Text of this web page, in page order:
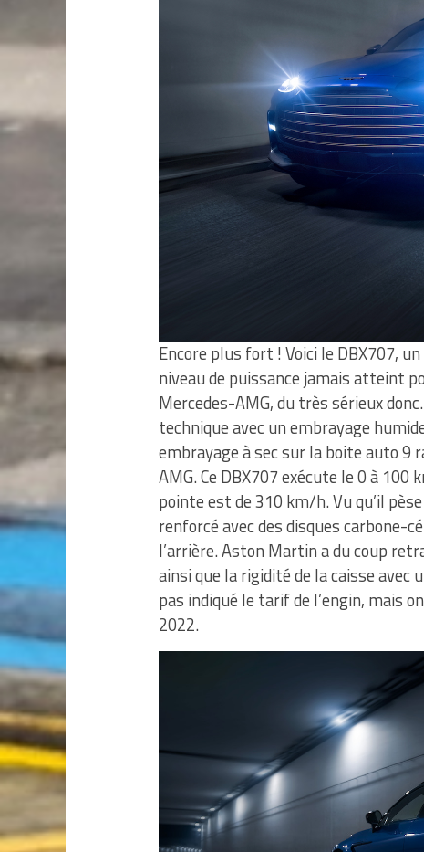
Encore plus fort ! Voici le DBX707,
niveau de puissance jamais atteint
Mercedes-AMG, du très sérieux
technique avec un embrayage
embrayage à sec sur la boite auto 9
AMG. Ce DBX707 exécute le 0 à
pointe est de 310 km/h. Vu qu’il
renforcé avec des disques carbone-
l’arrière. Aston Martin a du coup
ainsi que la rigidité de la caisse avec
pas indiqué le tarif de l’engin, mais
2022.